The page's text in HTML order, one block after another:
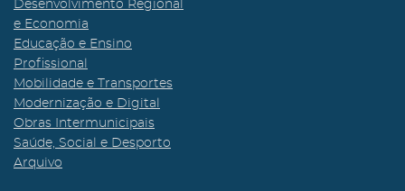
Desenvolvimento Regional
e Economia
Educação e Ensino
Profissional
Mobilidade e Transportes
Modernização e Digital
Obras Intermunicipais
Saúde, Social e Desporto
Arquivo